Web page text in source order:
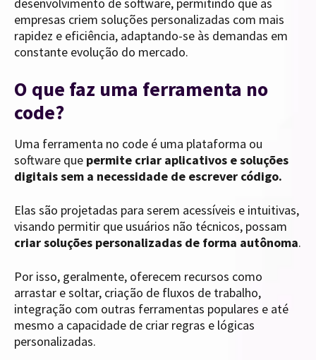
empresas criem soluções personalizadas com mais
rapidez e eficiência, adaptando-se às demandas em
constante evolução do mercado.
O que faz uma ferramenta no
code?
Uma ferramenta no code é uma plataforma ou
software que permite criar aplicativos e soluções
digitais sem a necessidade de escrever código.
Elas são projetadas para serem acessíveis e intuitivas,
visando permitir que usuários não técnicos, possam
criar soluções personalizadas de forma autônoma.
Por isso, geralmente, oferecem recursos como
arrastar e soltar, criação de fluxos de trabalho,
integração com outras ferramentas populares e até
mesmo a capacidade de criar regras e lógicas
personalizadas.